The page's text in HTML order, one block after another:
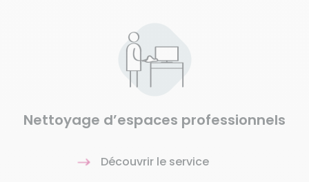
Nettoyage d’espaces professionnels
Découvrir le service